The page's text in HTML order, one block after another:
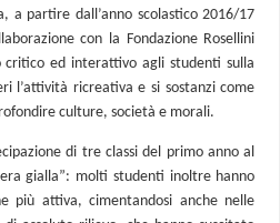
a partire dall’anno scolastico 2016/17
con la Fondazione Rosellini
ed interattivo agli studenti sulla
l’attività ricreativa e si sostanzi come
culture, società e morali.
di tre classi del primo anno al
gialla”: molti studenti inoltre hanno
più attiva, cimentandosi anche nelle